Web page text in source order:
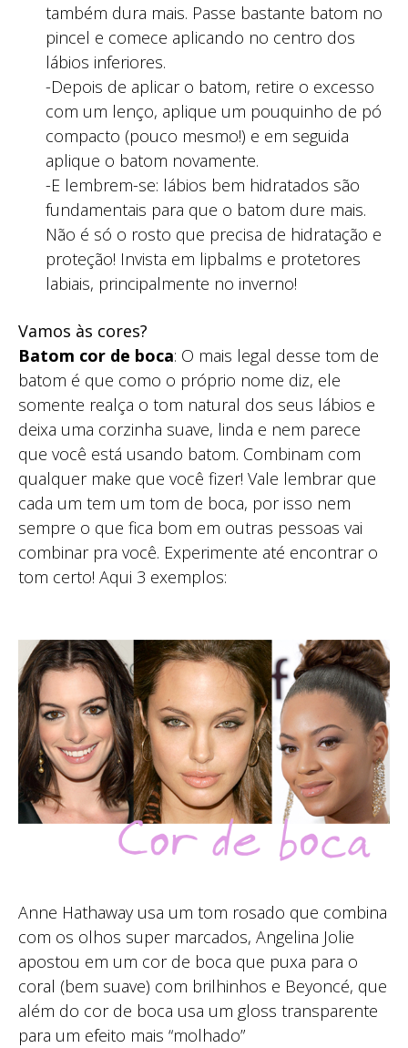
também dura mais. Passe bastante batom no
pincel e comece aplicando no centro dos
lábios inferiores.
-Depois de aplicar o batom, retire o excesso
com um lenço, aplique um pouquinho de pó
compacto (pouco mesmo!) e em seguida
aplique o batom novamente.
-E lembrem-se: lábios bem hidratados são
fundamentais para que o batom dure mais.
Não é só o rosto que precisa de hidratação e
proteção! Invista em lipbalms e protetores
labiais, principalmente no inverno!
Vamos às cores?
Batom cor de boca: O mais legal desse tom de
batom é que como o próprio nome diz, ele
somente realça o tom natural dos seus lábios e
deixa uma corzinha suave, linda e nem parece
que você está usando batom. Combinam com
qualquer make que você fizer! Vale lembrar que
cada um tem um tom de boca, por isso nem
sempre o que fica bom em outras pessoas vai
combinar pra você. Experimente até encontrar o
tom certo! Aqui 3 exemplos:
Anne Hathaway usa um tom rosado que combina
com os olhos super marcados, Angelina Jolie
apostou em um cor de boca que puxa para o
coral (bem suave) com brilhinhos e Beyoncé, que
além do cor de boca usa um gloss transparente
para um efeito mais “molhado”